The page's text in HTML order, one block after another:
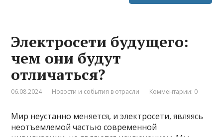
Электросети будущего:
чем они будут
отличаться?
06.08.2024 Новости и события в отрасли Комментарии: 0
Мир неустанно меняется, и электросети, являясь
неотъемлемой частью современной